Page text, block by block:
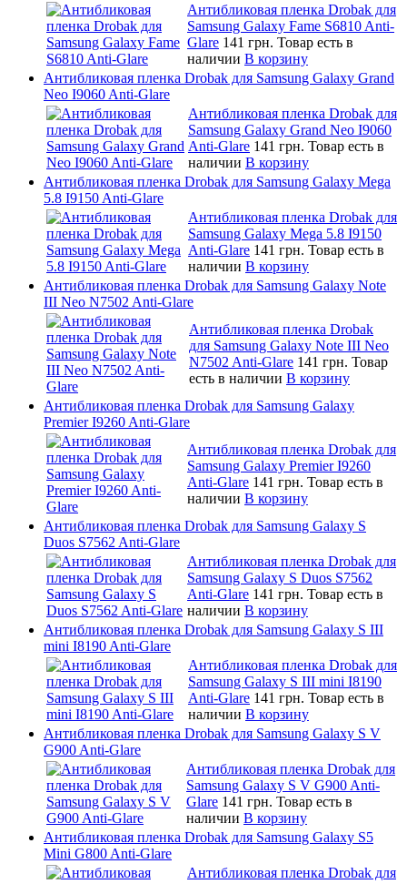
Антибликовая пленка Drobak для
Samsung Galaxy Fame S6810 Anti-
Glare 141 грн. Товар есть в
наличии В корзину
Антибликовая пленка Drobak для Samsung Galaxy Grand
Neo I9060 Anti-Glare
Антибликовая пленка Drobak для
Samsung Galaxy Grand Neo I9060
Anti-Glare 141 грн. Товар есть в
наличии В корзину
Антибликовая пленка Drobak для Samsung Galaxy Mega
5.8 I9150 Anti-Glare
Антибликовая пленка Drobak для
Samsung Galaxy Mega 5.8 I9150
Anti-Glare 141 грн. Товар есть в
наличии В корзину
Антибликовая пленка Drobak для Samsung Galaxy Note
III Neo N7502 Anti-Glare
Антибликовая пленка Drobak
для Samsung Galaxy Note III Neo
N7502 Anti-Glare 141 грн. Товар
есть в наличии В корзину
Антибликовая пленка Drobak для Samsung Galaxy
Premier I9260 Anti-Glare
Антибликовая пленка Drobak для
Samsung Galaxy Premier I9260
Anti-Glare 141 грн. Товар есть в
наличии В корзину
Антибликовая пленка Drobak для Samsung Galaxy S
Duos S7562 Anti-Glare
Антибликовая пленка Drobak для
Samsung Galaxy S Duos S7562
Anti-Glare 141 грн. Товар есть в
наличии В корзину
Антибликовая пленка Drobak для Samsung Galaxy S III
mini I8190 Anti-Glare
Антибликовая пленка Drobak для
Samsung Galaxy S III mini I8190
Anti-Glare 141 грн. Товар есть в
наличии В корзину
Антибликовая пленка Drobak для Samsung Galaxy S V
G900 Anti-Glare
Антибликовая пленка Drobak для
Samsung Galaxy S V G900 Anti-
Glare 141 грн. Товар есть в
наличии В корзину
Антибликовая пленка Drobak для Samsung Galaxy S5
Mini G800 Anti-Glare
Антибликовая пленка Drobak для